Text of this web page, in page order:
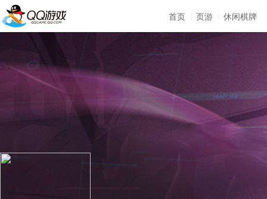
首页 页游 休闲棋牌